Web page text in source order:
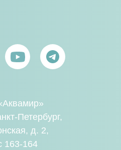
Петербург,
д. 2,
163-164